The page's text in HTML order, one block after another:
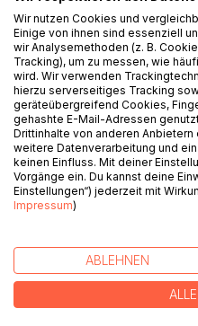
Tisch bei der
Demand,
Demand,
(Sommer 2010).
Wir nutzen Cookies und
Einige von ihnen sind essenziell
wir Analysemethoden (z. B.
Tracking), um zu messen, wie
wird. Wir verwenden
hierzu serverseitiges Tracking
geräteübergreifend Cookies,
gehashte E-Mail-Adressen
Drittinhalte von anderen
weitere Datenverarbeitung und
keinen Einfluss. Mit deiner
Vorgänge ein. Du kannst deine
Einstellungen“) jederzeit mit
Impressum)
ABLEHNEN